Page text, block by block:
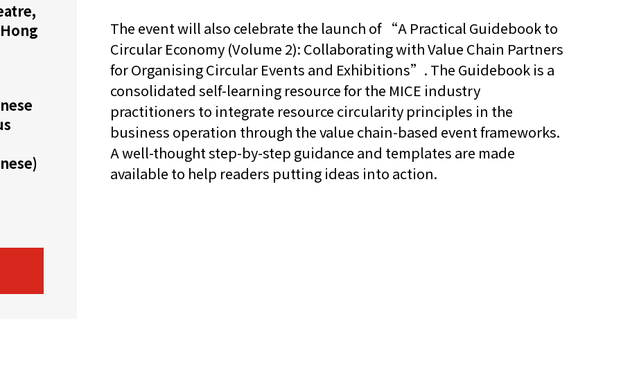
新资本投资者入境计划 StartmeupHK
The event will also celebrate the launch of “A Practical Guidebook to
Circular Economy (Volume 2): Collaborating with Value Chain Partners
for Organising Circular Events and Exhibitions”. The Guidebook is a
consolidated self-learning resource for the MICE industry
practitioners to integrate resource circularity principles in the
business operation through the value chain-based event frameworks.
A well-thought step-by-step guidance and templates are made
available to help readers putting ideas into action.